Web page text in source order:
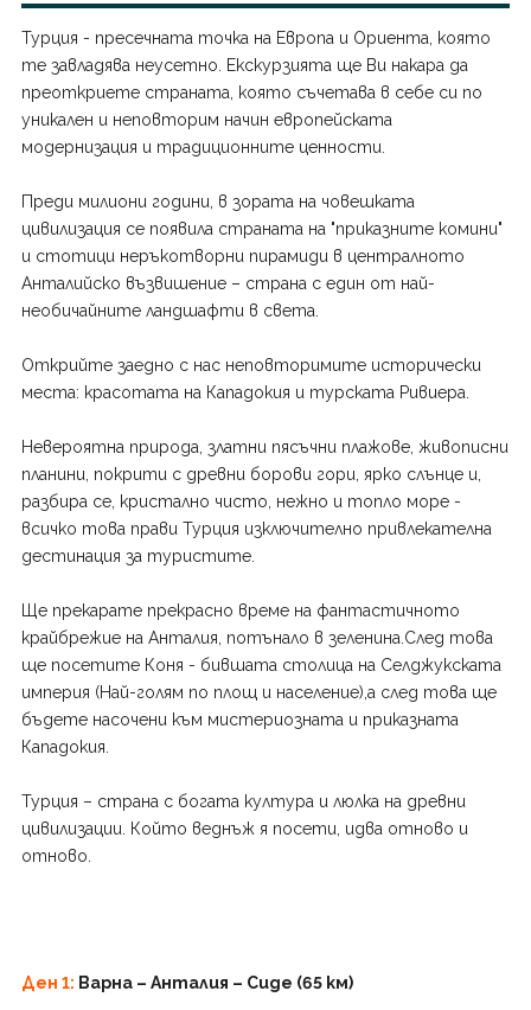
Япония
Турция - пресечната точка на Европа и Ориента, която
те завладява неусетно. Екскурзията ще Ви накара да
преоткриете страната, която съчетава в себе си по
уникален и неповторим начин европейската
модернизация и традиционните ценности.
Преди милиони години, в зората на човешката
цивилизация се появила страната на "приказните комини"
и стотици неръкотворни пирамиди в централното
Анталийско възвишение – страна с един от най-
необичайните ландшафти в света.
Открийте заедно с нас неповторимите исторически
места: красотата на Кападокия и турската Ривиера.
Невероятна природа, златни пясъчни плажове, живописни
планини, покрити с древни борови гори, ярко слънце и,
разбира се, кристално чисто, нежно и топло море -
всичко това прави Турция изключително привлекателна
дестинация за туристите.
Ще прекарате прекрасно време на фантастичното
крайбрежие на Анталия, потънало в зеленина.След това
ще посетите Коня - бившата столица на Селджукската
империя (Най-голям по площ и население),а след това ще
бъдете насочени към мистериозната и приказната
Кападокия.
Турция – страна с богата култура и люлка на древни
цивилизации. Който веднъж я посети, идва отново и
отново.
Ден 1: Варна – Анталия – Сиде (65 км)